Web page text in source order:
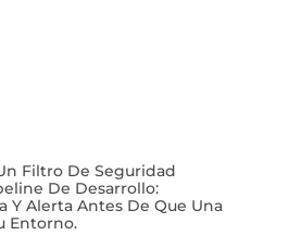
Filtro De Seguridad
De Desarrollo:
Y Alerta Antes De Que Una
Entorno.